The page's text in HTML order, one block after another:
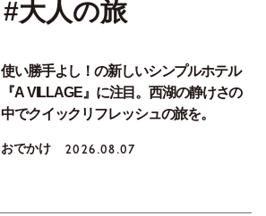
#大人の旅
使い勝手よし！の新しいシンプルホテル
『A VILLAGE』に注目。西湖の静けさの
中でクイックリフレッシュの旅を。
おでかけ 2026.08.07